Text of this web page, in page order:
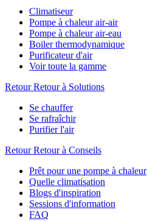
Climatiseur
Pompe à chaleur air-air
Pompe à chaleur air-eau
Boiler thermodynamique
Purificateur d'air
Voir toute la gamme
Retour Retour à Solutions
Se chauffer
Se rafraîchir
Purifier l'air
Retour Retour à Conseils
Prêt pour une pompe à chaleur
Quelle climatisation
Blogs d'inspiration
Sessions d'information
FAQ